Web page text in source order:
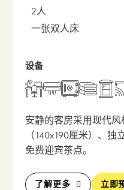
2人
一张双人床
设备
安静的客房采用现代
（140x190厘米）、
免费迎宾茶点。
了解更多 立即